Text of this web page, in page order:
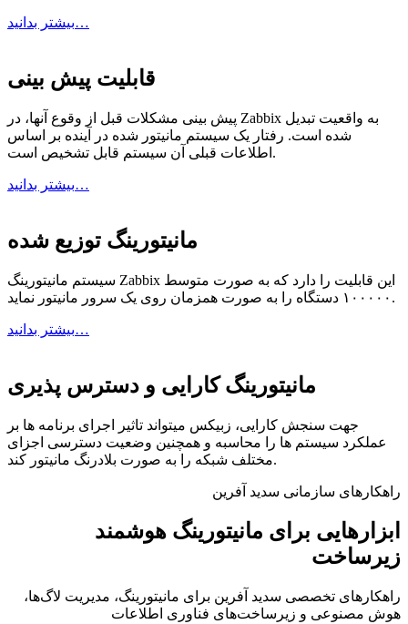
بیشتر بدانید…
قابلیت پیش بینی
پیش بینی مشکلات قبل از وقوع آنها، در Zabbix به واقعیت تبدیل
شده است. رفتار یک سیستم مانیتور شده در آینده بر اساس
اطلاعات قبلی آن سیستم قابل تشخیص است.
بیشتر بدانید…
مانیتورینگ توزیع شده
سیستم مانیتورینگ Zabbix این قابلیت را دارد که به صورت متوسط
۱۰۰۰۰۰ دستگاه را به صورت همزمان روی یک سرور مانیتور نماید.
بیشتر بدانید…
مانیتورینگ کارایی و دسترس پذیری
جهت سنجش کارایی، زبیکس میتواند تاثیر اجرای برنامه ها بر
عملکرد سیستم ها را محاسبه و همچنین وضعیت دسترسی اجزای
مختلف شبکه را به صورت بلادرنگ مانیتور کند.
راهکارهای سازمانی سدید آفرین
ابزارهایی برای مانیتورینگ هوشمند
زیرساخت
راهکارهای تخصصی سدید آفرین برای مانیتورینگ، مدیریت لاگ‌ها،
هوش مصنوعی و زیرساخت‌های فناوری اطلاعات